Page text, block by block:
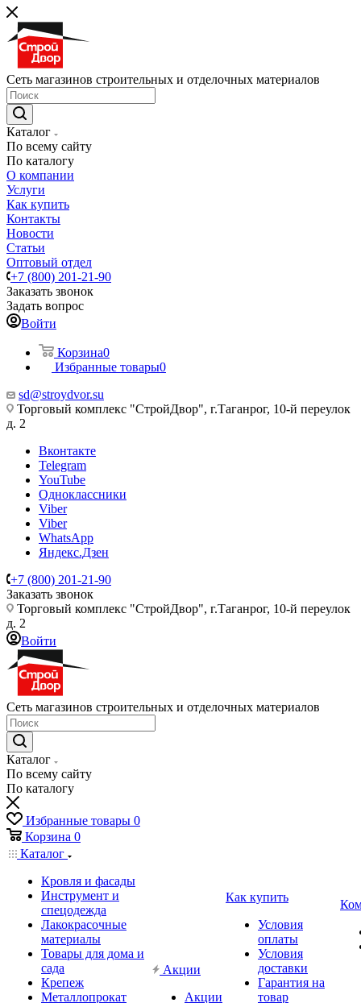
Сеть магазинов строительных и отделочных материалов
Каталог
По всему сайту
По каталогу
О компании
Услуги
Как купить
Контакты
Новости
Статьи
Оптовый отдел
+7 (800) 201-21-90
Заказать звонок
Задать вопрос
Войти
Корзина0
Избранные товары0
sd@stroydvor.su
Торговый комплекс "СтройДвор", г.Таганрог, 10-й переулок
д. 2
Вконтакте
Telegram
YouTube
Одноклассники
Viber
Viber
WhatsApp
Яндекс.Дзен
+7 (800) 201-21-90
Заказать звонок
Торговый комплекс "СтройДвор", г.Таганрог, 10-й переулок
д. 2
Войти
Сеть магазинов строительных и отделочных материалов
Каталог
По всему сайту
По каталогу
Избранные товары 0
Корзина 0
Каталог
Кровля и фасады
Инструмент и
спецодежда
Лакокрасочные
материалы
Товары для дома и
сада
Крепеж
Металлопрокат
Акции
Акции
Как купить
Условия
оплаты
Условия
доставки
Гарантия на
товар